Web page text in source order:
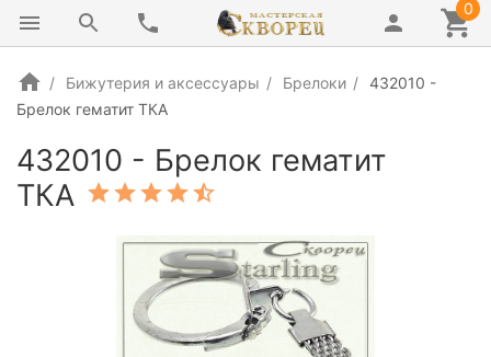
0
Бижутерия и аксессуары Брелоки
432010 -
Брелок гематит ТКА
432010 - Брелок гематит
ТКА